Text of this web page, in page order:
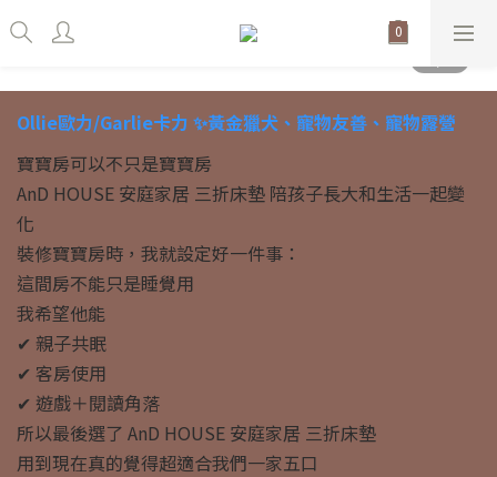
Ollie歐力/Garlie卡力 ✨黃金獵犬、寵物友善、寵物露營
寶寶房可以不只是寶寶房
AnD HOUSE 安庭家居 三折床墊 陪孩子長大和生活一起變
化
裝修寶寶房時，我就設定好一件事：
這間房不能只是睡覺用
我希望他能
✔ 親子共眠
✔ 客房使用
✔ 遊戲＋閱讀角落
所以最後選了 AnD HOUSE 安庭家居 三折床墊
用到現在真的覺得超適合我們一家五口